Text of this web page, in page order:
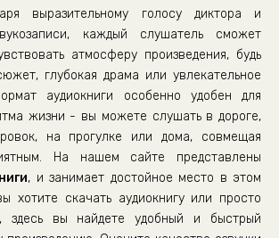
выразительному голосу диктора и
каждый слушатель сможет
атмосферу произведения, будь
глубокая драма или увлекательное
аудиокниги особенно удобен для
жизни - вы можете слушать в дороге,
на прогулке или дома, совмещая
На нашем сайте представлены
, и занимает достойное место в этом
хотите скачать аудиокнигу или просто
здесь вы найдете удобный и быстрый